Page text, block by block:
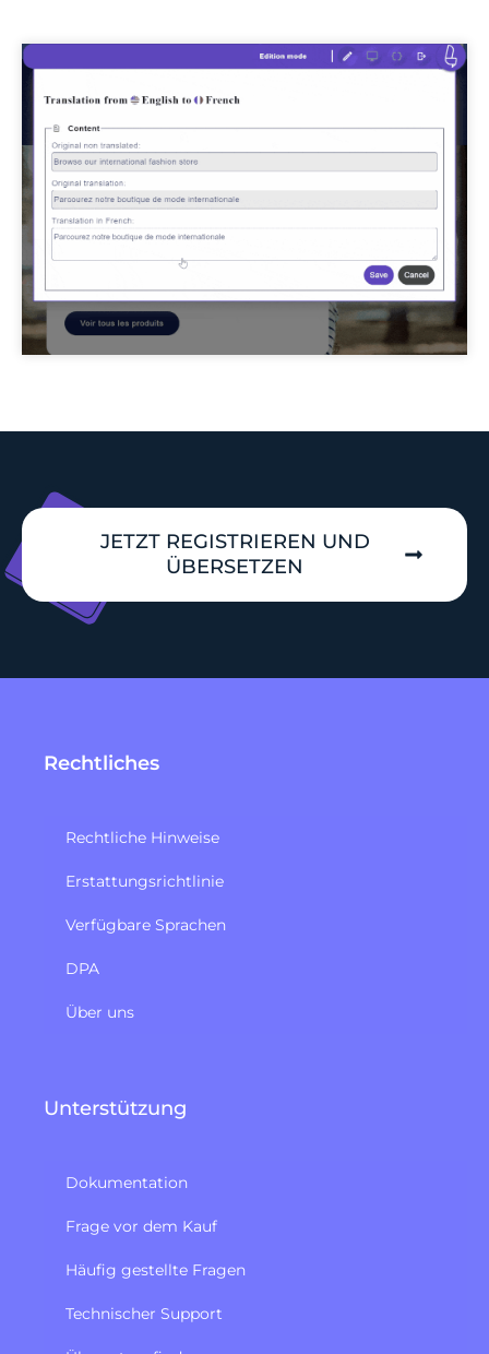
JETZT REGISTRIEREN UND
ÜBERSETZEN
Rechtliches
Rechtliche Hinweise
Erstattungsrichtlinie​
Verfügbare Sprachen
DPA
Über uns
Unterstützung
Dokumentation
Frage vor dem Kauf
Häufig gestellte Fragen
Technischer Support